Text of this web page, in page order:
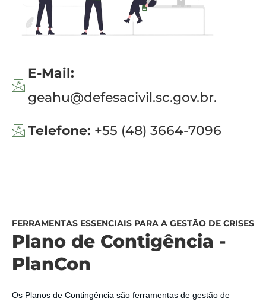
E-Mail:
geahu@defesacivil.sc.gov.br.
Telefone: +55 (48) 3664-7096
FERRAMENTAS ESSENCIAIS PARA A GESTÃO DE CRISES
Plano de Contigência -
PlanCon
Os Planos de Contingência são ferramentas de gestão de